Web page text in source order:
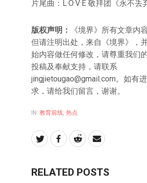
片尾曲：L·O·V·E 敬拜团《永不丢
版权声明：
《境界》所有文章内
但请注明出处，来自《境界》，
始内容做任何修改，请尊重我们
投稿及奉献支持，请联系
jingjietougao@gmail.com。如有
求，请给我们留言，谢谢。
IN: 教育前线, 热点
RELATED POSTS